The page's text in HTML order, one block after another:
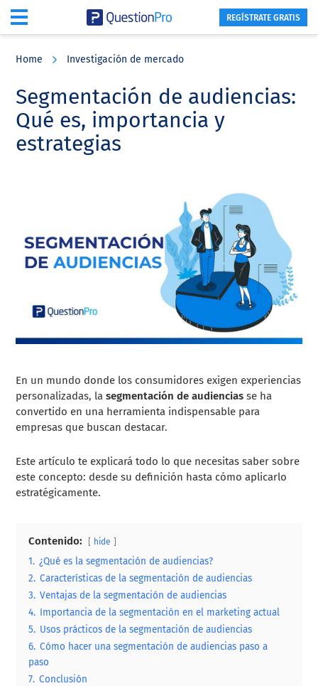
content
sidebar
REGÍSTRATE GRATIS
Home Investigación de mercado
Segmentación de audiencias:
Qué es, importancia y
estrategias
En un mundo donde los consumidores exigen experiencias
personalizadas, lasegmentación de audiencias se ha
convertido en una herramienta indispensable para
empresas que buscan destacar.
Este artículo te explicará todo lo que necesitas saber sobre
este concepto: desde su definición hasta cómo aplicarlo
estratégicamente.
Contenido: hide
1. ¿Qué es la segmentación de audiencias?
2. Características de la segmentación de audiencias
3. Ventajas de la segmentación de audiencias
4. Importancia de la segmentación en el marketing actual
5. Usos prácticos de la segmentación de audiencias
6. Cómo hacer una segmentación de audiencias paso a
paso
7. Conclusión